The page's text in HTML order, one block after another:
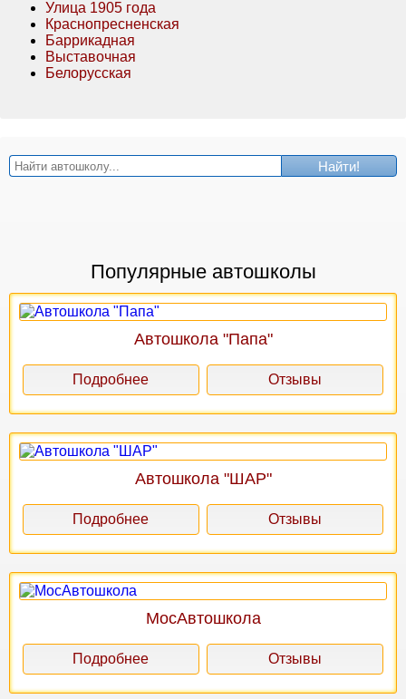
Улица 1905 года
Краснопресненская
Баррикадная
Выставочная
Белорусская
Найти!
Популярные автошколы
Автошкола "Папа"
Подробнее Отзывы
Автошкола "ШАР"
Подробнее Отзывы
МосАвтошкола
Подробнее Отзывы